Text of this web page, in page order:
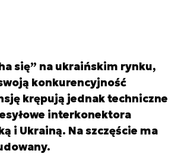
się” na ukraińskim rynku,
konkurencyjność
krępują jednak techniczne
interkonektora
i Ukrainą. Na szczęście ma